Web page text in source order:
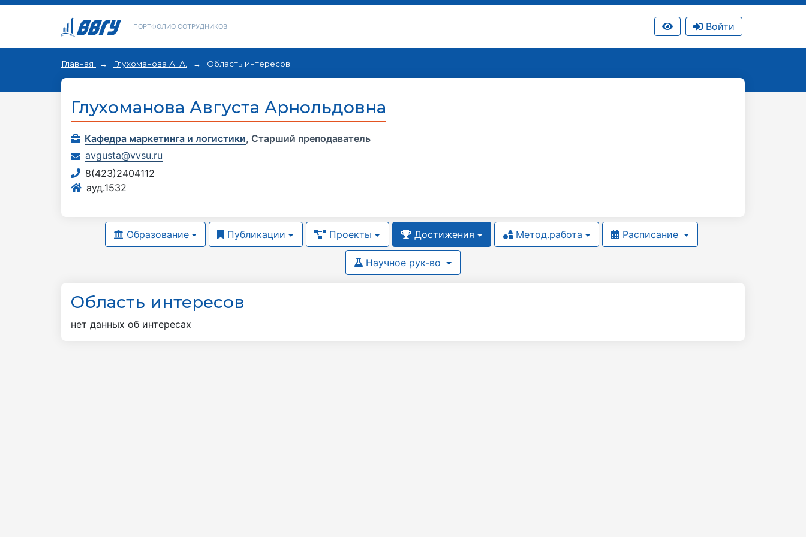
ПОРТФОЛИО СОТРУДНИКОВ Войти
Главная Глухоманова А. А. Область интересов
Глухоманова Августа Арнольдовна
Кафедра маркетинга и логистики, Старший преподаватель
avgusta@vvsu.ru
8(423)2404112
ауд.1532
Образование Публикации Проекты Достижения Метод.работа Расписание
Научное рук-во
Область интересов
нет данных об интересах